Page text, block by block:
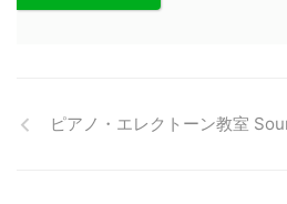
ピアノ・エレクトーン教室